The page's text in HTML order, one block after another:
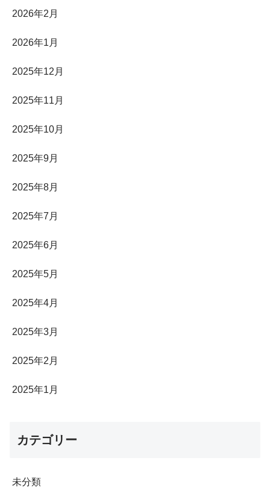
2026年2月
2026年1月
2025年12月
2025年11月
2025年10月
2025年9月
2025年8月
2025年7月
2025年6月
2025年5月
2025年4月
2025年3月
2025年2月
2025年1月
カテゴリー
未分類